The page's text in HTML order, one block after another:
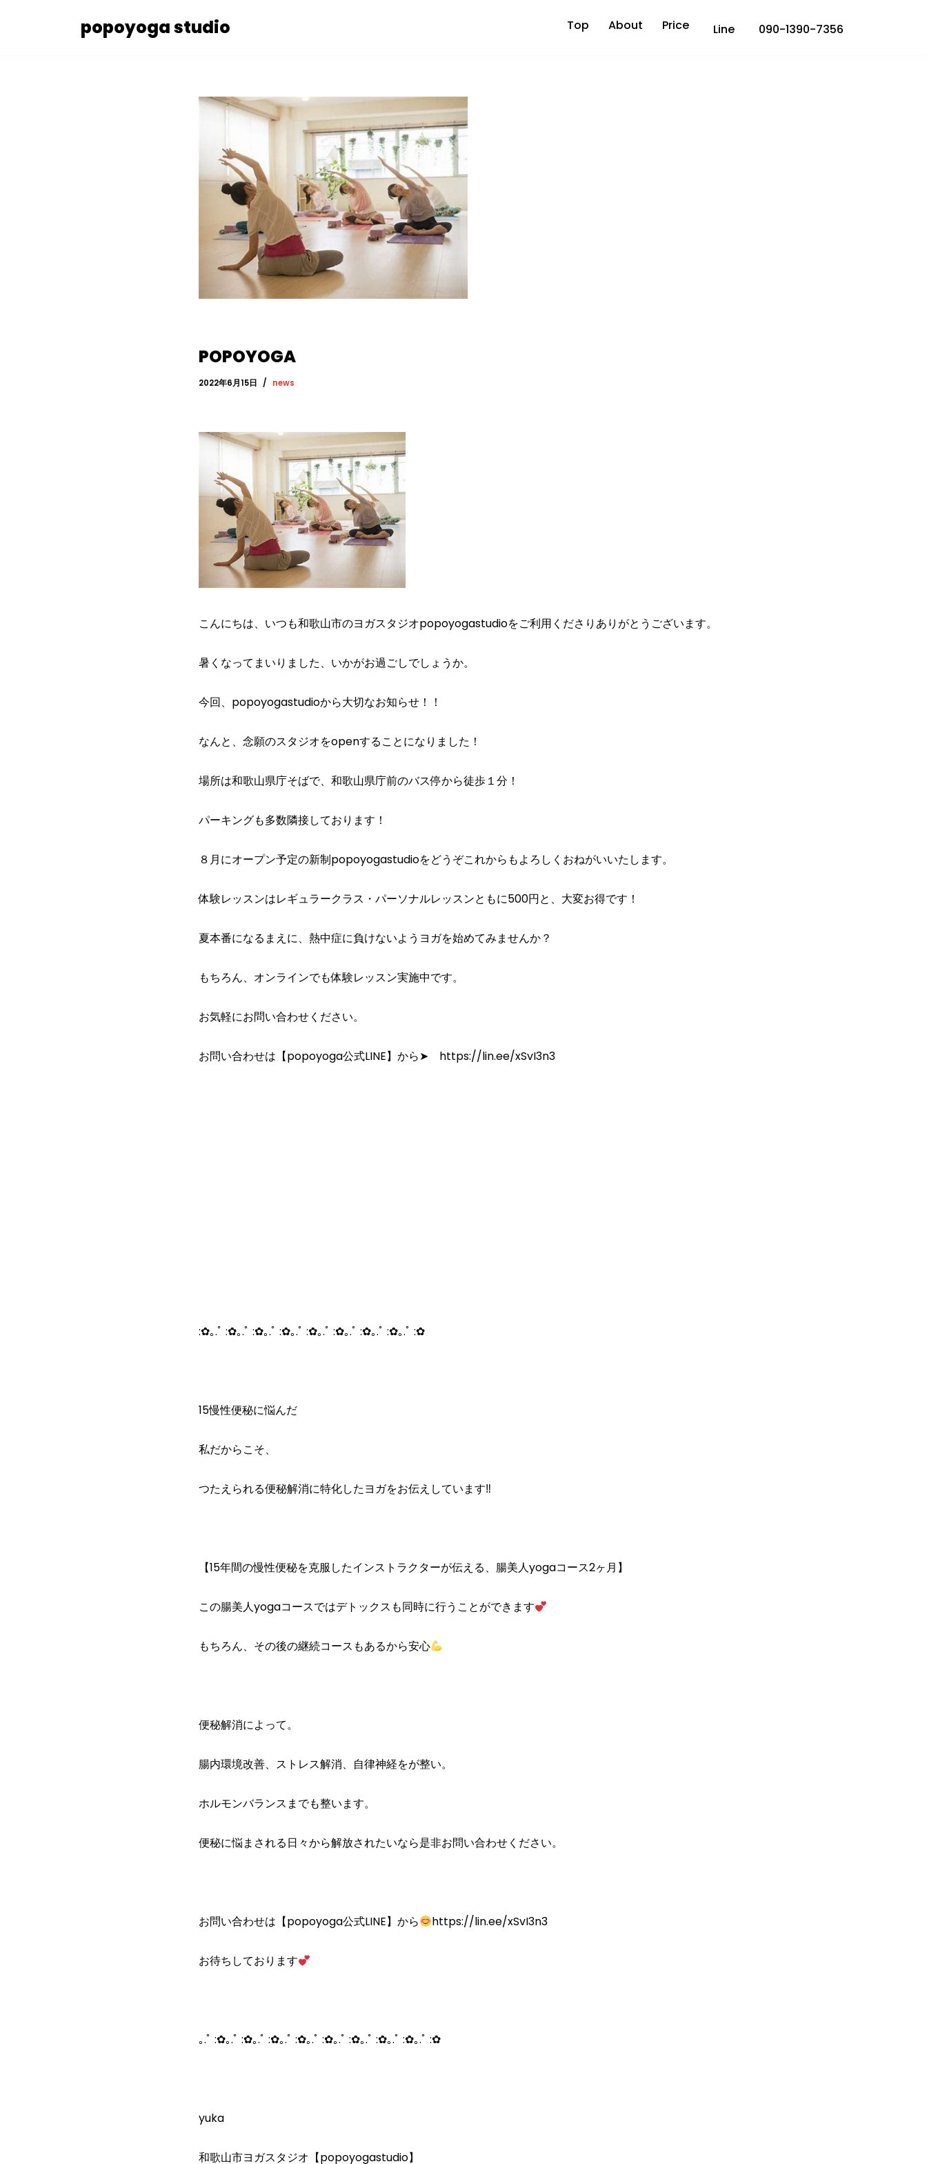
popoyoga studio Top About Price Line 090-1390-7356
POPOYOGA
2022年6月15日 news
こんにちは、いつも和歌山市のヨガスタジオpopoyogastudioをご利用くださりありがとうございます。
暑くなってまいりました、いかがお過ごしでしょうか。
今回、popoyogastudioから大切なお知らせ！！
なんと、念願のスタジオをopenすることになりました！
場所は和歌山県庁そばで、和歌山県庁前のバス停から徒歩１分！
パーキングも多数隣接しております！
８月にオープン予定の新制popoyogastudioをどうぞこれからもよろしくおねがいいたします。
体験レッスンはレギュラークラス・パーソナルレッスンともに500円と、大変お得です！
夏本番になるまえに、熱中症に負けないようヨガを始めてみませんか？
もちろん、オンラインでも体験レッスン実施中です。
お気軽にお問い合わせください。
お問い合わせは【popoyoga公式LINE】から➤ https://lin.ee/xSvI3n3
:✿｡.ﾟ :✿｡.ﾟ :✿｡.ﾟ :✿｡.ﾟ :✿｡.ﾟ :✿｡.ﾟ :✿｡.ﾟ :✿｡.ﾟ :✿
15慢性便秘に悩んだ
私だからこそ、
つたえられる便秘解消に特化したヨガをお伝えしています‼
【15年間の慢性便秘を克服したインストラクターが伝える、腸美人yogaコース2ヶ月】
この腸美人yogaコースではデトックスも同時に行うことができます
もちろん、その後の継続コースもあるから安心
便秘解消によって。
腸内環境改善、ストレス解消、自律神経をが整い。
ホルモンバランスまでも整います。
便秘に悩まされる日々から解放されたいなら是非お問い合わせください。
お問い合わせは【popoyoga公式LINE】から https://lin.ee/xSvI3n3
お待ちしております
｡.ﾟ :✿｡.ﾟ :✿｡.ﾟ :✿｡.ﾟ :✿｡.ﾟ :✿｡.ﾟ :✿｡.ﾟ :✿｡.ﾟ :✿｡.ﾟ :✿
yuka
和歌山市ヨガスタジオ【popoyogastudio】